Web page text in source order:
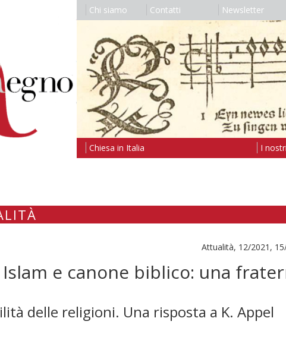
Chi siamo Contatti Newsletter
Chiesa in Italia I
Attualità, 12/2021,
e canone biblico: una
delle religioni. Una risposta a K. Appel